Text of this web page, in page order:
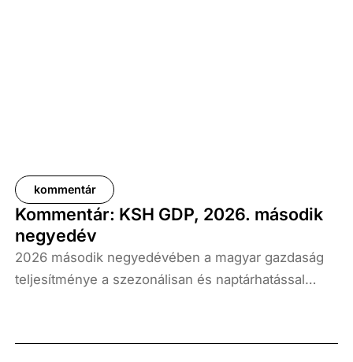
kommentár
Kommentár: KSH GDP, 2026. második
negyedév
2026 második negyedévében a magyar gazdaság
teljesítménye a szezonálisan és naptárhatással
százalékkal, míg az előző negyedévhez képest 0,4